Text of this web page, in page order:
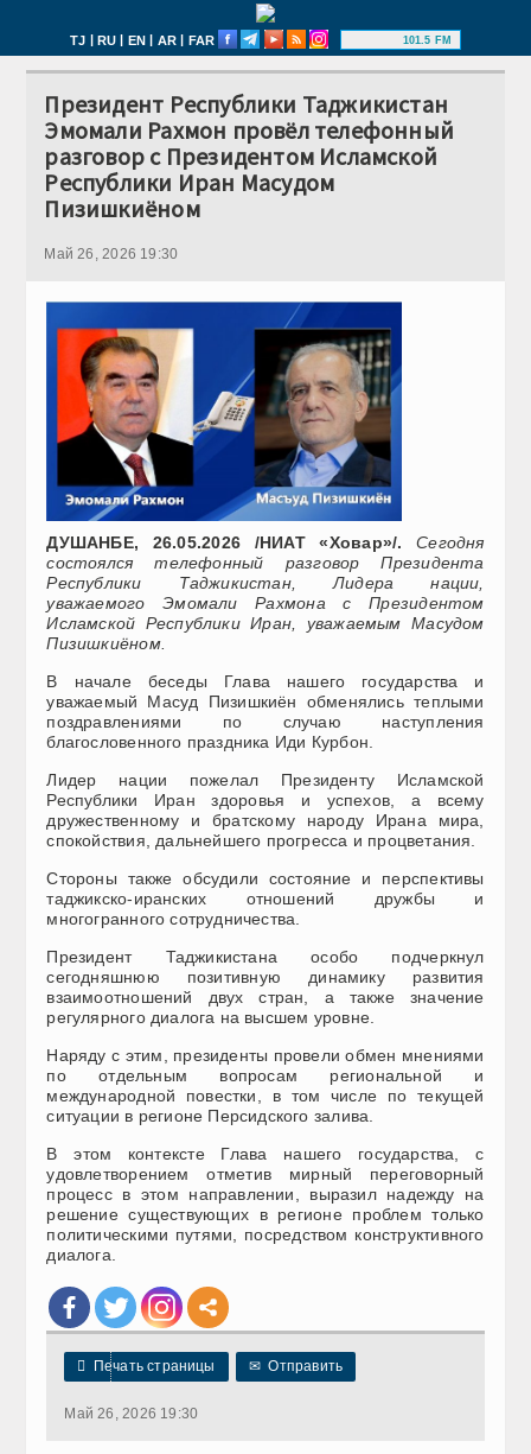
TJ | RU | EN | AR | FAR 101.5 FM
Президент Республики Таджикистан
Эмомали Рахмон провёл телефонный
разговор с Президентом Исламской
Республики Иран Масудом
Пизишкиёном
Май 26, 2026 19:30
ДУШАНБЕ, 26.05.2026 /НИАТ «Ховар»/.
Сегодня
состоялся телефонный разговор Президента
Республики Таджикистан, Лидера нации,
уважаемого Эмомали Рахмона с Президентом
Исламской Республики Иран, уважаемым Масудом
Пизишкиёном.
В начале беседы Глава нашего государства и
уважаемый Масуд Пизишкиён обменялись теплыми
поздравлениями по случаю наступления
благословенного праздника Иди Курбон.
Лидер нации пожелал Президенту Исламской
Республики Иран здоровья и успехов, а всему
дружественному и братскому народу Ирана мира,
спокойствия, дальнейшего прогресса и процветания.
Стороны также обсудили состояние и перспективы
таджикско-иранских отношений дружбы и
многогранного сотрудничества.
Президент Таджикистана особо подчеркнул
сегодняшнюю позитивную динамику развития
взаимоотношений двух стран, а также значение
регулярного диалога на высшем уровне.
Наряду с этим, президенты провели обмен мнениями
по отдельным вопросам региональной и
международной повестки, в том числе по текущей
ситуации в регионе Персидского залива.
В этом контексте Глава нашего государства, с
удовлетворением отметив мирный переговорный
процесс в этом направлении, выразил надежду на
решение существующих в регионе проблем только
политическими путями, посредством конструктивного
диалога.
 Печать страницы ✉ Отправить
Май 26, 2026 19:30